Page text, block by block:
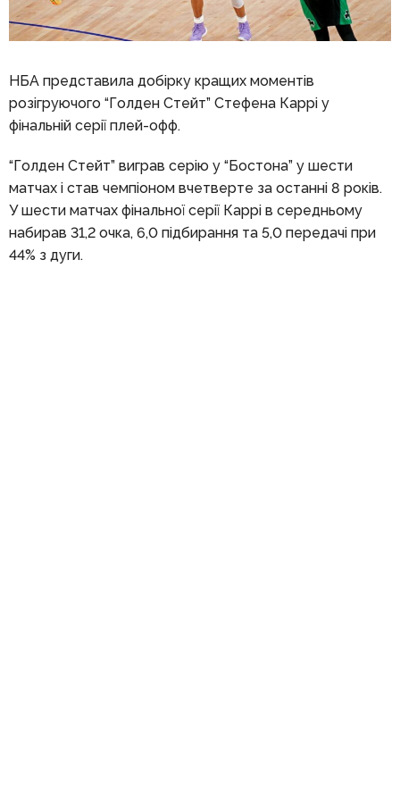
НБА представила добірку кращих моментів
розігруючого “Голден Стейт” Стефена Каррі у
фінальній серії плей-офф.
“Голден Стейт” виграв серію у “Бостона” у шести
матчах і став чемпіоном вчетверте за останні 8 років.
У шести матчах фінальної серії Каррі в середньому
набирав 31,2 очка, 6,0 підбирання та 5,0 передачі при
44% з дуги.